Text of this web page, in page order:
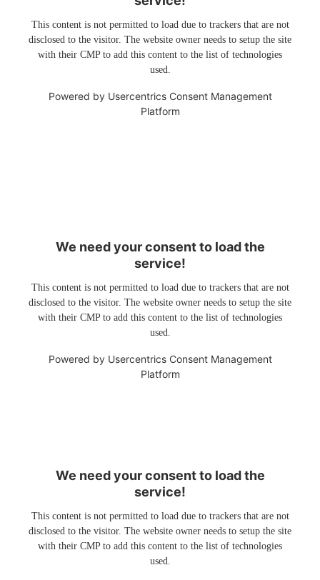
This content is not permitted to load due to trackers that are not
disclosed to the visitor. The website owner needs to setup the site
with their CMP to add this content to the list of technologies
used.
Powered by Usercentrics Consent Management
Platform
We need your consent to load the
service!
This content is not permitted to load due to trackers that are not
disclosed to the visitor. The website owner needs to setup the site
with their CMP to add this content to the list of technologies
used.
Powered by Usercentrics Consent Management
Platform
We need your consent to load the
service!
This content is not permitted to load due to trackers that are not
disclosed to the visitor. The website owner needs to setup the site
with their CMP to add this content to the list of technologies
used.